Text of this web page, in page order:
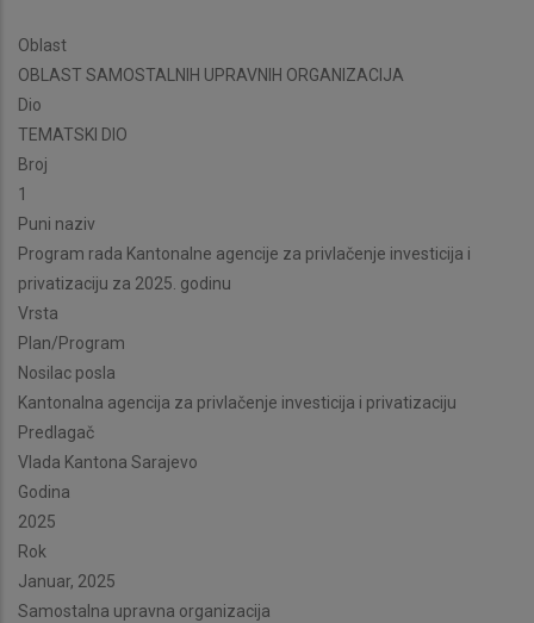
Oblast
OBLAST SAMOSTALNIH UPRAVNIH ORGANIZACIJA
Dio
TEMATSKI DIO
Broj
1
Puni naziv
Program rada Kantonalne agencije za privlačenje investicija i
privatizaciju za 2025. godinu
Vrsta
Plan/Program
Nosilac posla
Kantonalna agencija za privlačenje investicija i privatizaciju
Predlagač
Vlada Kantona Sarajevo
Godina
2025
Rok
Januar, 2025
Samostalna upravna organizacija